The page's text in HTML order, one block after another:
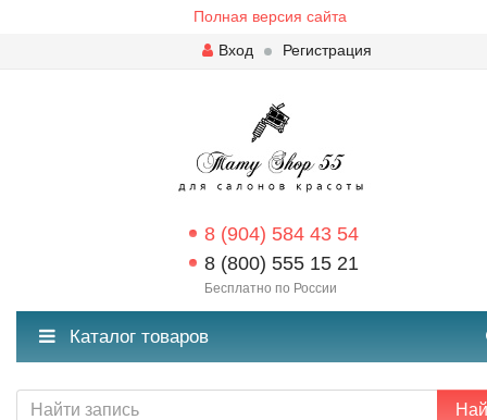
Полная версия сайта
Вход
Регистрация
8 (904) 584 43 54
8 (800) 555 15 21
Бесплатно по России
Каталог товаров